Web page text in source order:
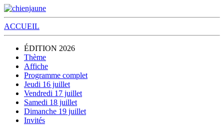
ACCUEIL
ÉDITION 2026
Thème
Affiche
Programme complet
Jeudi 16 juillet
Vendredi 17 juillet
Samedi 18 juillet
Dimanche 19 juillet
Invités